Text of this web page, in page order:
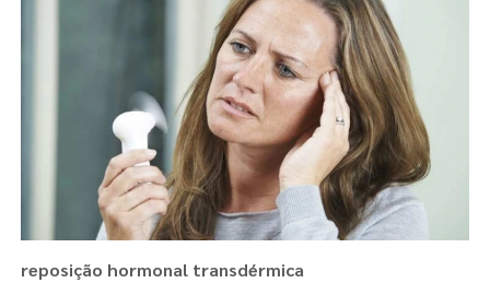
reposição hormonal transdérmica